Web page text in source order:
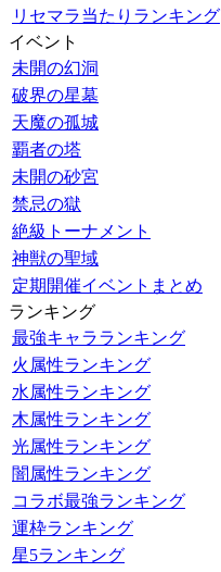
リセマラ当たりランキング
イベント
未開の幻洞
破界の星墓
天魔の孤城
覇者の塔
未開の砂宮
禁忌の獄
絶級トーナメント
神獣の聖域
定期開催イベントまとめ
ランキング
最強キャラランキング
火属性ランキング
水属性ランキング
木属性ランキング
光属性ランキング
闇属性ランキング
コラボ最強ランキング
運枠ランキング
星5ランキング